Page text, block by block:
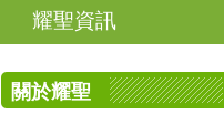
耀聖資訊
關於耀聖